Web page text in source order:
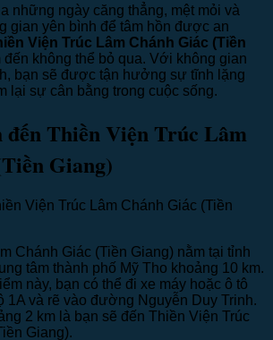
những ngày căng thẳng, mệt mỏi và
gian yên bình để tâm hồn được an
Viện Trúc Lâm Chánh Giác (Tiền
đến không thể bỏ qua. Với không gian
bạn sẽ được tận hưởng sự tĩnh lặng
lại sự cân bằng trong cuộc sống.
Thiền Viện Trúc Lâm
Giang)
Chánh Giác (Tiền Giang) nằm tại tỉnh
tâm thành phố Mỹ Tho khoảng 10 km.
này, bạn có thể đi xe máy hoặc ô tô
1A và rẽ vào đường Nguyễn Duy Trinh.
2 km là bạn sẽ đến Thiền Viện Trúc
Giang).